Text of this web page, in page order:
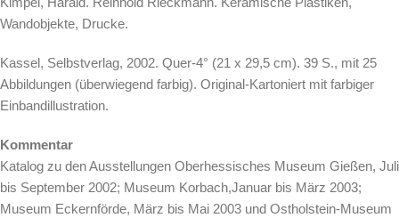
Wandobjekte, Drucke.
Kassel, Selbstverlag, 2002. Quer-4° (21 x 29,5 cm). 39 S., mit 25
Abbildungen (überwiegend farbig). Original-Kartoniert mit farbiger
Einbandillustration.
Kommentar
Katalog zu den Ausstellungen Oberhessisches Museum Gießen, Juli
bis September 2002; Museum Korbach,Januar bis März 2003;
Museum Eckernförde, März bis Mai 2003 und Ostholstein-Museum